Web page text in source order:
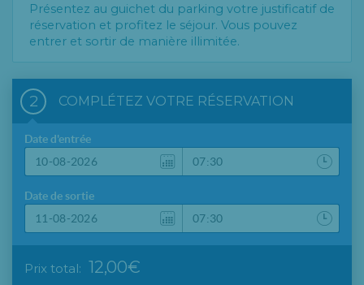
Présentez au guichet du parking votre justificatif de
réservation et profitez le séjour. Vous pouvez
entrer et sortir de manière illimitée.
2 COMPLÉTEZ VOTRE RÉSERVATION
Date d'entrée
Date de sortie
Prix total: 12,00€